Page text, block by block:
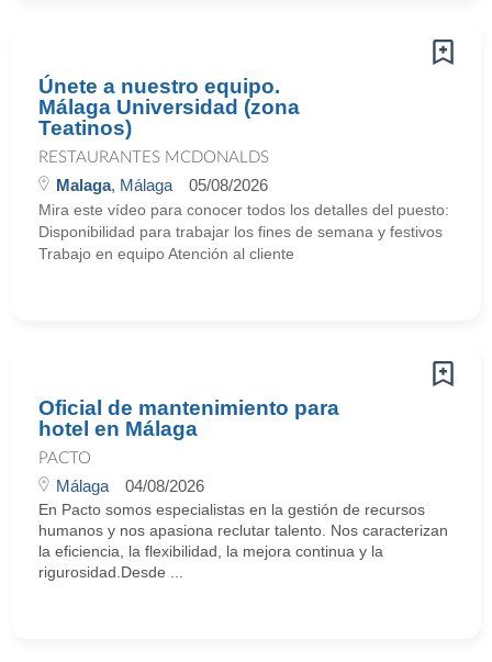
Únete a nuestro equipo.
Málaga Universidad (zona
Teatinos)
RESTAURANTES MCDONALDS
Malaga, Málaga 05/08/2026
Mira este vídeo para conocer todos los detalles del puesto:
Disponibilidad para trabajar los fines de semana y festivos
Trabajo en equipo Atención al cliente
Oficial de mantenimiento para
hotel en Málaga
PACTO
Málaga 04/08/2026
En Pacto somos especialistas en la gestión de recursos
humanos y nos apasiona reclutar talento. Nos caracterizan
la eficiencia, la flexibilidad, la mejora continua y la
rigurosidad.Desde ...